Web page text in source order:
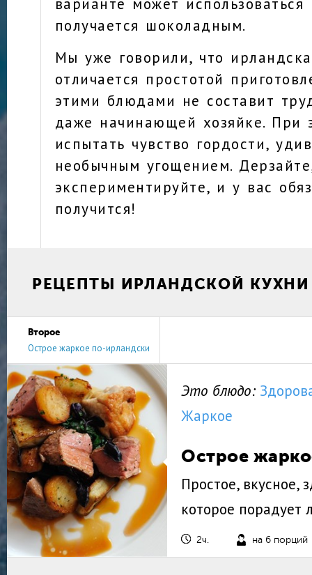
получается шоколадным.
Мы уже говорили, что
отличается простотой
этими блюдами не составит
даже начинающей хозяйке. При
испытать чувство гордости,
необычным угощением.
экспериментируйте, и у вас
получится!
РЕЦЕПТЫ ИРЛАНДСКОЙ КУХНИ
Второе
Острое жаркое по-ирландски
Это блюдо:
Жаркое
Острое
Простое, вкусное,
которое порадует
2ч. на 6 порций